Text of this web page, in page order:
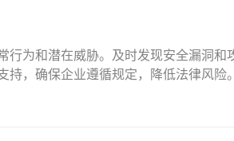
行为和潜在威胁。及时发现安全漏洞和
，确保企业遵循规定，降低法律风险